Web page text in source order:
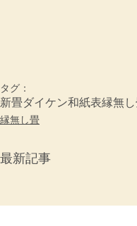
タグ：
新畳ダイケン和紙表縁無
縁無し畳
最新記事